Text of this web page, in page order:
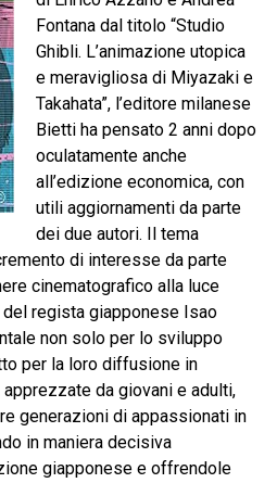
Fontana dal titolo “Studio
Ghibli. L’animazione utopica
e meravigliosa di Miyazaki e
Takahata”, l’editore milanese
Bietti ha pensato 2 anni dopo
oculatamente anche
all’edizione economica, con
utili aggiornamenti da parte
dei due autori. Il tema
di interesse da parte
cinematografico alla luce
regista giapponese Isao
non solo per lo sviluppo
per la loro diffusione in
da giovani e adulti,
generazioni di appassionati in
in maniera decisiva
giapponese e offrendole